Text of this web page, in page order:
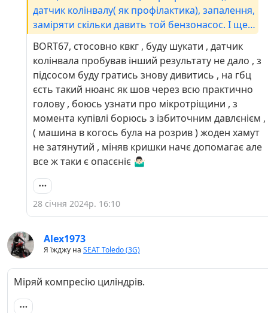
датчик колінвалу( як профілактика), запалення,
заміряти скільки давить той бензонасос. І ще
раз перевірка на щільність, БМВ дуууже
чутливі до неврахованого повітря.
BORT67, стосовно квкг , буду шукати , датчик
колінвала пробував інший результату не дало , з
підсосом буду гратись знову дивитись , на гбц
єсть такий нюанс як шов через всю практично
голову , боюсь узнати про мікротріщини , з
момента купівлі борюсь з ізбиточним давлєнієм ,
( машина в когось була на розрив ) жоден хамут
не затянутий , міняв кришки начє допомагає але
все ж таки є опасєніє 🤷🏻‍♂️
28 січня 2024р. 16:10
Alex1973
Я їжджу на SEAT Toledo (3G)
Міряй компресію циліндрів.